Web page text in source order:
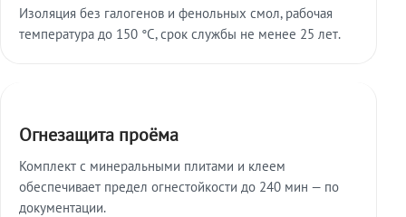
Изоляция без галогенов и фенольных смол, рабочая
температура до 150 °C, срок службы не менее 25 лет.
Огнезащита проёма
Комплект с минеральными плитами и клеем
обеспечивает предел огнестойкости до 240 мин — по
документации.